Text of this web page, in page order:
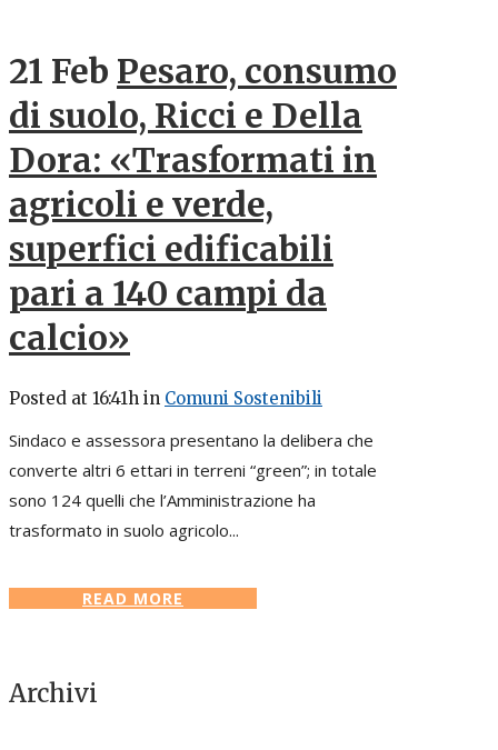
21 Feb Pesaro, consumo
di suolo, Ricci e Della
Dora: «Trasformati in
agricoli e verde,
superfici edificabili
pari a 140 campi da
calcio»
Posted at 16:41h in Comuni Sostenibili
Sindaco e assessora presentano la delibera che
converte altri 6 ettari in terreni “green”; in totale
sono 124 quelli che l’Amministrazione ha
trasformato in suolo agricolo...
READ MORE
Archivi